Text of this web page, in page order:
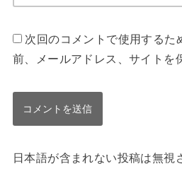
次回のコメントで使用するた
前、メールアドレス、サイトを
日本語が含まれない投稿は無視